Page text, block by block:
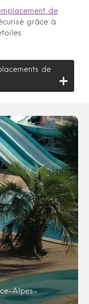
de
grâce à
de
Alpes-